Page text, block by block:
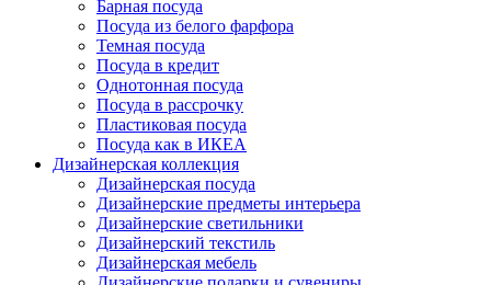
Барная посуда
Посуда из белого фарфора
Темная посуда
Посуда в кредит
Однотонная посуда
Посуда в рассрочку
Пластиковая посуда
Посуда как в ИКЕА
Дизайнерская коллекция
Дизайнерская посуда
Дизайнерские предметы интерьера
Дизайнерские светильники
Дизайнерский текстиль
Дизайнерская мебель